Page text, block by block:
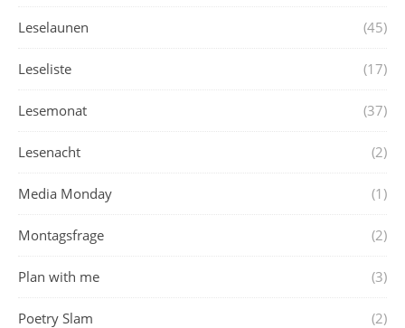
Leselaunen (45)
Leseliste (17)
Lesemonat (37)
Lesenacht (2)
Media Monday (1)
Montagsfrage (2)
Plan with me (3)
Poetry Slam (2)